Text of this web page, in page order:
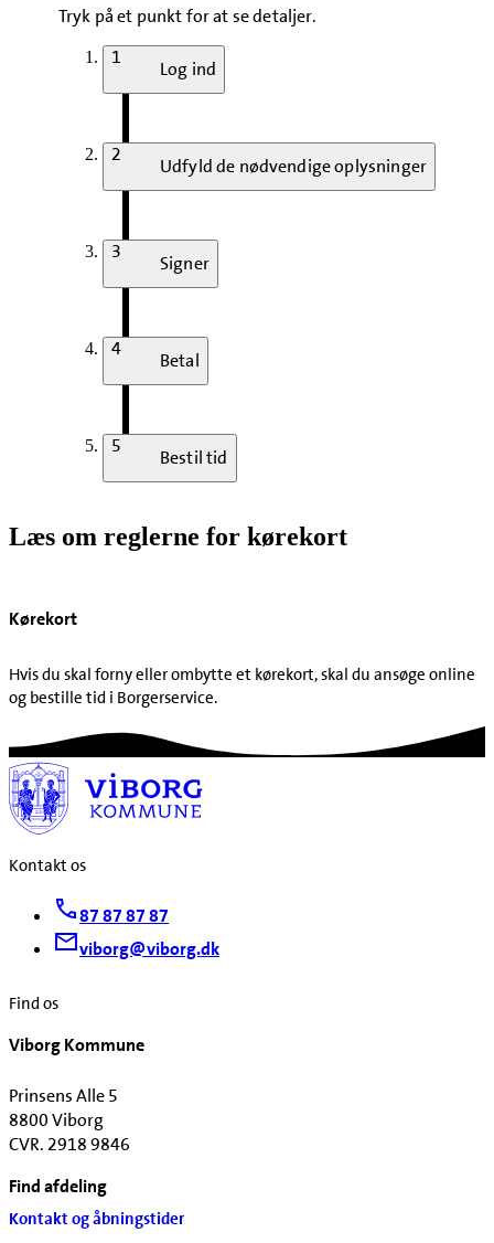
Tryk på et punkt for at se detaljer.
1
Log ind
2
Udfyld de nødvendige oplysninger
3
Signer
4
Betal
5
Bestil tid
Læs om reglerne for kørekort
Kørekort
Hvis du skal forny eller ombytte et kørekort, skal du ansøge online
og bestille tid i Borgerservice.
Kontakt os
87 87 87 87
viborg@viborg.dk
Find os
Viborg Kommune
Prinsens Alle 5
8800 Viborg
CVR. 2918 9846
Find afdeling
Kontakt og åbningstider